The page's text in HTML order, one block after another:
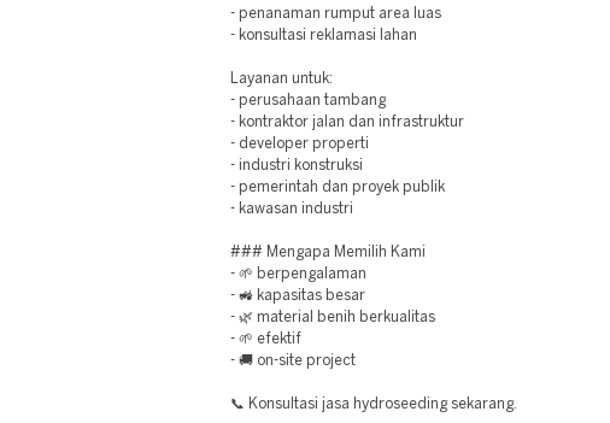
- penanaman rumput area luas
- konsultasi reklamasi lahan
Layanan untuk:
- perusahaan tambang
- kontraktor jalan dan infrastruktur
- developer properti
- industri konstruksi
- pemerintah dan proyek publik
- kawasan industri
### Mengapa Memilih Kami
- 🌱 berpengalaman
- 🚜 kapasitas besar
- 🌿 material benih berkualitas
- 🌱 efektif
- 🚚 on-site project
📞 Konsultasi jasa hydroseeding sekarang.